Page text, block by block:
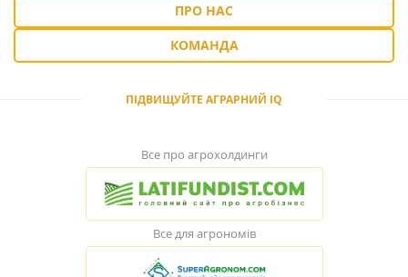
ПРО НАС
КОМАНДА
ПІДВИЩУЙТЕ АГРАРНИЙ IQ
Все про агрохолдинги
Все для агрономів